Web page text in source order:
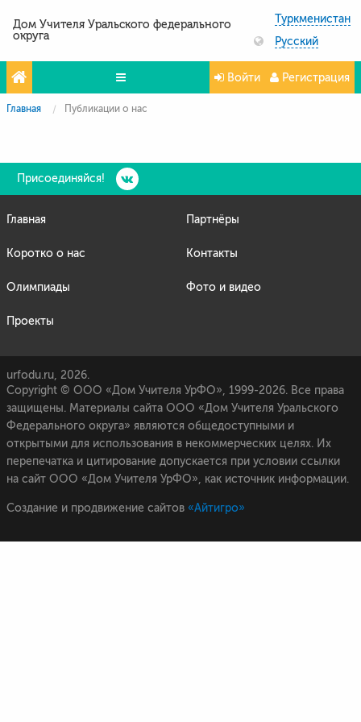
Дом Учителя Уральского федерального
округа
Туркменистан
Русский
Олимпиады
Партнёры
Войти Регистрация
Главная Публикации о нас
Присоединяйся!
Главная
Коротко о нас
Олимпиады
Проекты
Партнёры
Контакты
Фото и видео
urfodu.ru, 2026.
Copyright © ООО «Дом Учителя УрФО», 1999-2026. Все права
защищены. Материалы сайта ООО «Дом Учителя Уральского
Федерального округа» являются общедоступными и
открытыми для использования в некоммерческих целях. Их
перепечатка и цитирование допускается при условии ссылки
на сайт ООО «Дом Учителя УрФО», как источник информации.
Создание и продвижение сайтов «Айтигро»